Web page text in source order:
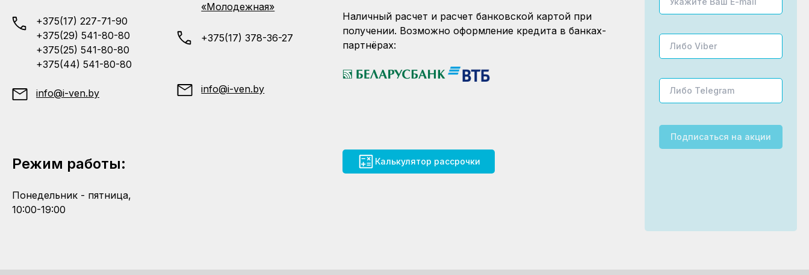
+375(17) 227-71-90
+375(29) 541-80-80
+375(25) 541-80-80
+375(44) 541-80-80
info@i-ven.by
«Молодежная»
+375(17) 378-36-27
info@i-ven.by
Наличный расчет и расчет банковской картой при
получении. Возможно оформление кредита в банках-
партнёрах:
Режим работы:
Понедельник - пятница,
10:00-19:00
Калькулятор рассрочки
Подписаться на акции